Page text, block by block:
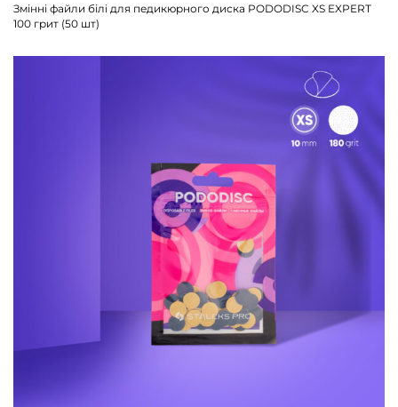
Змінні файли білі для педикюрного диска PODODISC XS EXPERT
100 грит (50 шт)